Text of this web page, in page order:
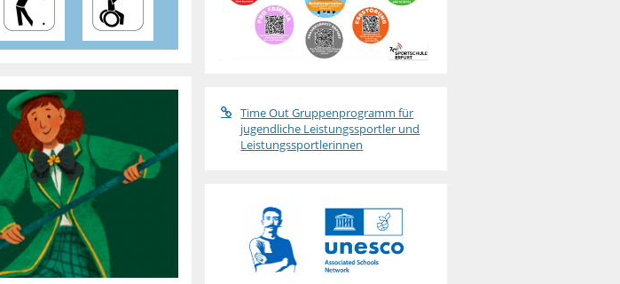
Time Out Gruppenprogramm für
jugendliche Leistungssportler und
Leistungssportlerinnen